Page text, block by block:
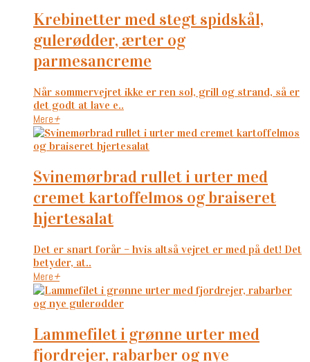
krebinetter med stegt spidskål,
gulerødder, ærter og
parmesancreme
Når sommervejret ikke er ren sol, grill og strand, så er
det godt at lave e..
Mere+
svinemørbrad rullet i urter med
cremet kartoffelmos og braiseret
hjertesalat
Det er snart forår – hvis altså vejret er med på det! Det
betyder, at..
Mere+
lammefilet i grønne urter med
fjordrejer, rabarber og nye